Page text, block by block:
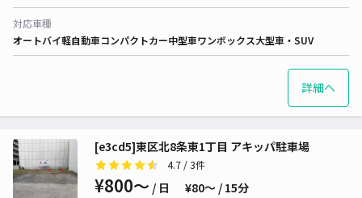
対応車種
オートバイ軽自動車コンパクトカー中型車ワンボックス大型車・SUV
詳細へ
[e3cd5]東区北8条東1丁目 アキッパ駐車場
4.7 / 3件
¥800〜 / 日 ¥80〜 / 15分